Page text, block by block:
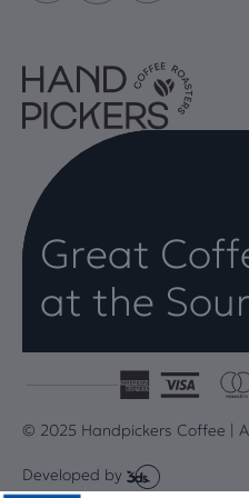
Great
at the
© 2025 Handpickers Coffee |
Developed by